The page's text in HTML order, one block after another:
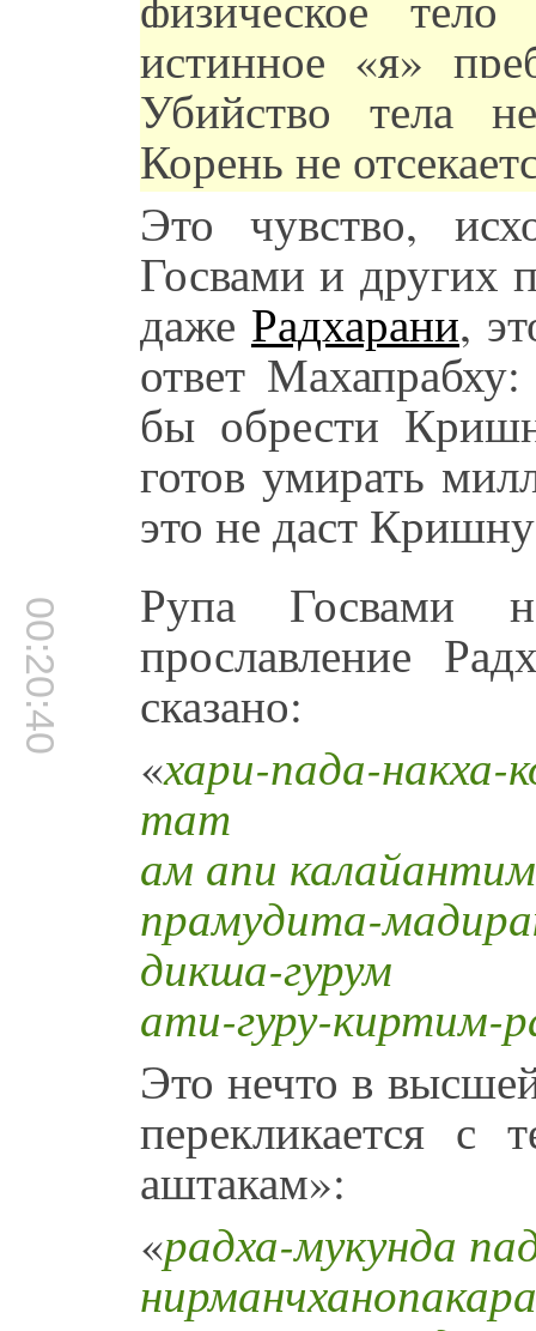
истинное «я»
Убийство тела
Корень не
Это чувство,
Госвами и других
даже Радхарани,
ответ
бы обрести
готов умирать
это не даст
00:20:40 Рупа Госвами
прославление
сказано:
«хари-пада-
тат
ам апи
прамудита-
дикша-гурум
ати-гуру-киртим-
Это нечто в
перекликается с
аштакам»:
«радха-мукунда